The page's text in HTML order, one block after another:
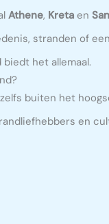
Athene, Kreta en
stranden of
biedt het allemaal.
buiten het
en